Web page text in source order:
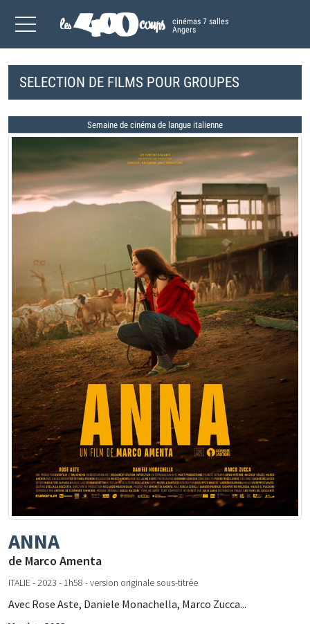
cinémas 7 salles
Angers
SELECTION DE FILMS POUR GROUPES
Semaine de cinéma de langue italienne
ANNA
de Marco Amenta
ITALIE - 2023 - 1h58 - version originale sous-titrée
Avec Rose Aste, Daniele Monachella, Marco Zucca...